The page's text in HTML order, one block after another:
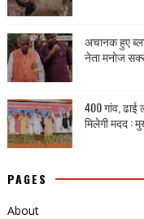
अचानक हुए
नेता मनोज
400 गांव, ढाई
मिलेगी मदद :
PAGES
About